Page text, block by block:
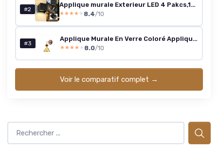
#2
Applique murale Exterieur LED 4 Pakcs,12W Moderne Lampe murale Exterieur 3000K Lumière Blanche Chaude Applique Extérieure Murale Etanche IP65 pour Salon Chambre Colonnade Escalier, Carrée Noir 02 Black-4pack
★★★★★
★★★★★ 8.4/10
#3
Applique Murale En Verre Coloré Applique Rétro En Bois De Noyer Et Laiton Luminaire Décoratif À Ambiance Chaleureuse Décoration En Verre Adaptée Pour Chambre Salon Chevet(A)
★★★★★
★★★★★ 8.0/10
Voir le comparatif complet →